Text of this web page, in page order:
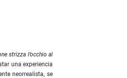
strizza l’occhio al
una experiencia
neorrealista, se